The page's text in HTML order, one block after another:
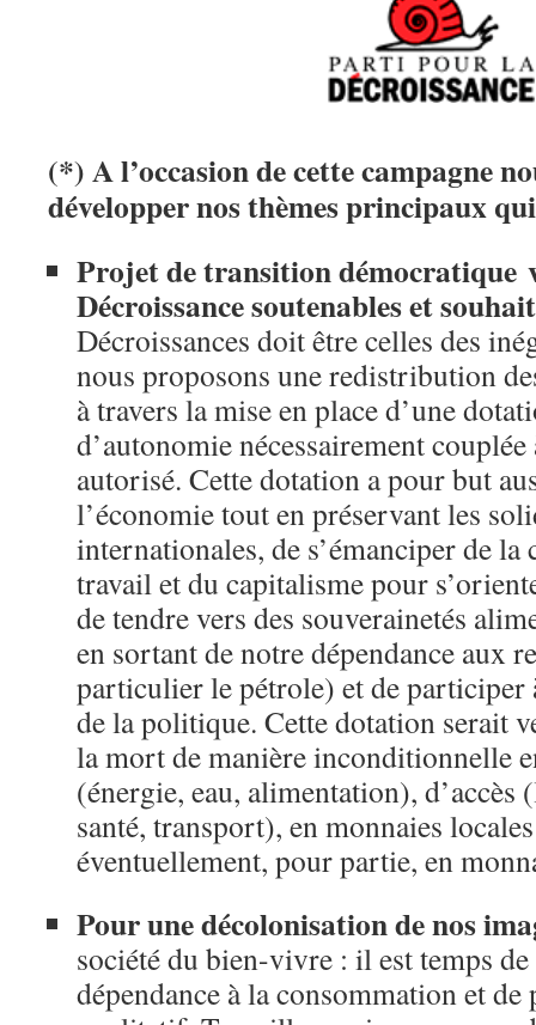
(*) A l’occasion de cette campagne
développer nos thèmes principaux
Projet de transition démocratique
Décroissance soutenables et
Décroissances doit être celles des
nous proposons une redistribution
à travers la mise en place d’une
d’autonomie nécessairement
autorisé. Cette dotation a pour but
l’économie tout en préservant les
internationales, de s’émanciper de
travail et du capitalisme pour
de tendre vers des souverainetés
en sortant de notre dépendance aux
particulier le pétrole) et de
de la politique. Cette dotation serait
la mort de manière inconditionnelle
(énergie, eau, alimentation), d’accès
santé, transport), en monnaies
éventuellement, pour partie, en
Pour une décolonisation de nos
société du bien-vivre : il est temps
dépendance à la consommation et